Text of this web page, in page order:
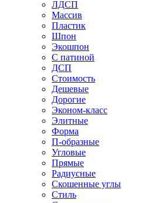
ЛДСП
Массив
Пластик
Шпон
Экошпон
С патиной
ДСП
Стоимость
Дешевые
Дорогие
Эконом-класс
Элитные
Форма
П-образные
Угловые
Прямые
Радиусные
Скошенные углы
Стиль